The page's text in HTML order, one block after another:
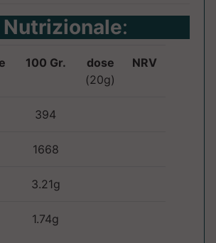
:
100 Gr.
dose
(20g)
NRV
394
1668
3.21g
1.74g